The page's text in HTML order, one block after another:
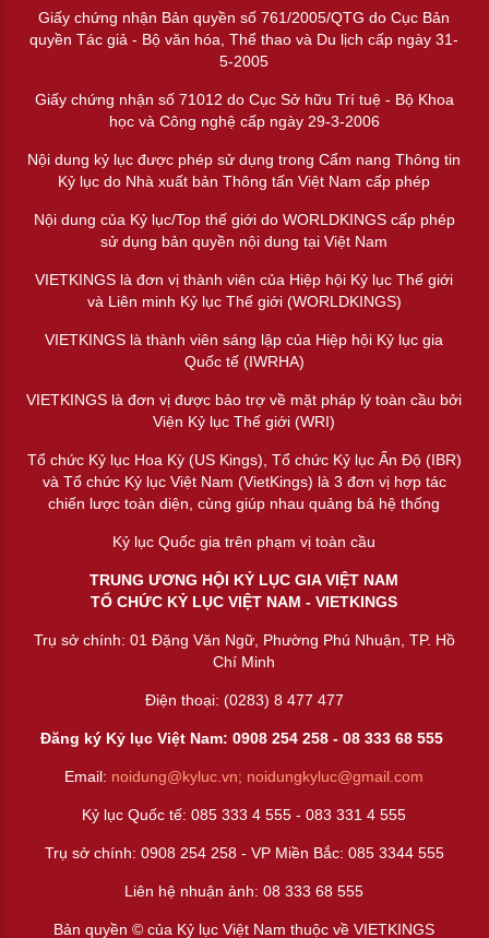
Giấy chứng nhận Bản quyền số 761/2005/QTG do Cục Bản
quyền Tác giả - Bộ văn hóa, Thể thao và Du lịch cấp ngày 31-
5-2005
Giấy chứng nhận số 71012 do Cục Sở hữu Trí tuệ - Bộ Khoa
học và Công nghệ cấp ngày 29-3-2006
Nội dung kỷ lục được phép sử dụng trong Cẩm nang Thông tin
Kỷ lục do Nhà xuất bản Thông tấn Việt Nam cấp phép
Nội dung của Kỷ lục/Top thế giới do WORLDKINGS cấp phép
sử dụng bản quyền nội dung tại Việt Nam
VIETKINGS là đơn vị thành viên của Hiệp hội Kỷ lục Thế giới
và Liên minh Kỷ lục Thế giới (WORLDKINGS)
VIETKINGS là thành viên sáng lập của Hiệp hội Kỷ lục gia
Quốc tế (IWRHA)
VIETKINGS là đơn vị được bảo trợ về mặt pháp lý toàn cầu bởi
Viện Kỷ lục Thế giới (WRI)
Tổ chức Kỷ lục Hoa Kỳ (US Kings), Tổ chức Kỷ lục Ấn Độ (IBR)
và Tổ chức Kỷ lục Việt Nam (VietKings) là 3 đơn vị hợp tác
chiến lược toàn diện, cùng giúp nhau quảng bá hệ thống
Kỷ lục Quốc gia trên phạm vị toàn cầu
TRUNG ƯƠNG HỘI KỶ LỤC GIA VIỆT NAM
TỔ CHỨC KỶ LỤC VIỆT NAM - VIETKINGS
Trụ sở chính: 01 Đặng Văn Ngữ, Phường Phú Nhuận, TP. Hồ
Chí Minh
Điện thoại: (0283) 8 477 477
Đăng ký Kỷ lục Việt Nam: 0908 254 258 -08 333 68 555
Email: noidung@kyluc.vn; noidungkyluc@gmail.com
Kỷ lục Quốc tế: 085 333 4 555 - 083 331 4 555
Trụ sở chính: 0908 254 258 - VP Miền Bắc: 085 3344 555
Liên hệ nhuận ảnh:08 333 68 555
Bản quyền © của Kỷ lục Việt Nam thuộc về VIETKINGS